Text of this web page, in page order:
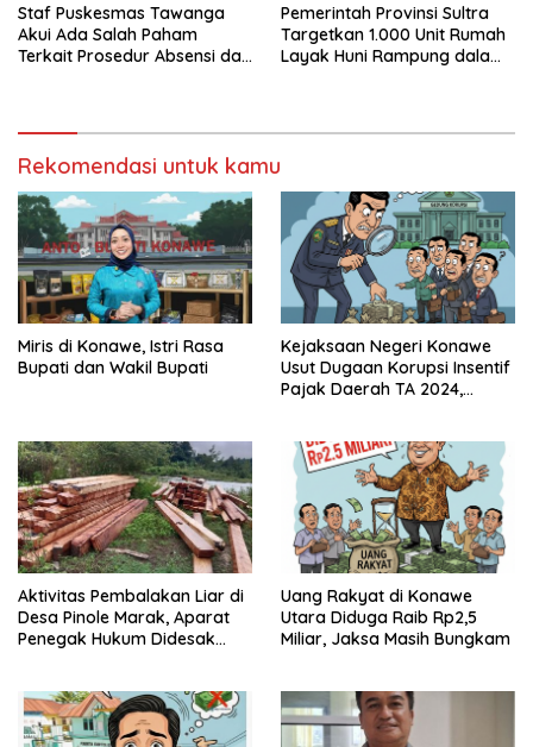
Staf Puskesmas Tawanga
Akui Ada Salah Paham
Terkait Prosedur Absensi dan
Pemerintah Provinsi Sultra
Targetkan 1.000 Unit Rumah
Layak Huni Rampung dalam
Rekomendasi untuk kamu
Miris di Konawe, Istri Rasa
Bupati dan Wakil Bupati
Kejaksaan Negeri Konawe
Usut Dugaan Korupsi Insentif
Pajak Daerah TA 2024,
Aktivitas Pembalakan Liar di
Desa Pinole Marak, Aparat
Penegak Hukum Didesak
Uang Rakyat di Konawe
Utara Diduga Raib Rp2,5
Miliar, Jaksa Masih Bungkam